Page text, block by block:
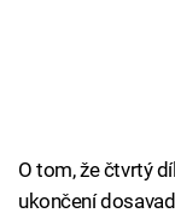
O tom, že čtvrtý
ukončení